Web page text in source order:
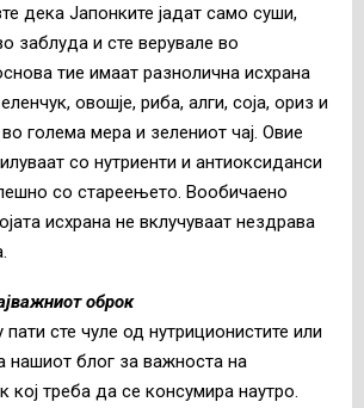
дека Јапонките јадат само суши,
заблуда и сте верувале во
тие имаат разнолична исхрана
овошје, риба, алги, соја, ориз и
голема мера и зелениот чај. Овие
со нутриенти и антиоксиданси
со стареењето. Вообичаено
исхрана не вклучуваат нездрава
оброк
сте чуле од нутриционистите или
нашиот блог за важноста на
кој треба да се консумира наутро.